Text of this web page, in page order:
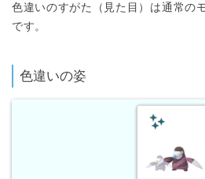
色違いのすがた（見た目）は通常の
です。
色違いの姿